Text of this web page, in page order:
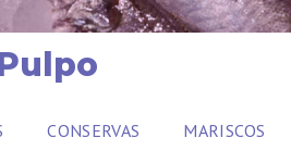
CONSERVAS MARISCOS